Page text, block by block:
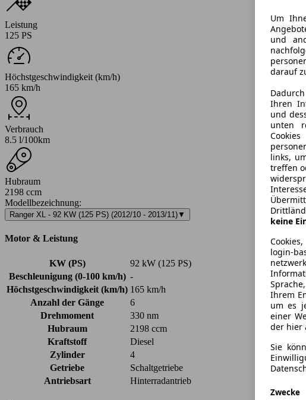
Leistung
125 PS
Höchstgeschwindigkeit (km/h)
165 km/h
Verbrauch
8.5 l/100km
Hubraum
2198 ccm
Modellbezeichnung:
Ranger XL - 92 KW (125 PS) (2012/10 - 2013/11)▼
Motor & Leistung
KW (PS)
92 kW (125 PS)
Beschleunigung (0-100 km/h) -
Höchstgeschwindigkeit (km/h) 165 km/h
Anzahl der Gänge
6
Drehmoment
330 nm
Hubraum
2198 ccm
Kraftstoff
Diesel
Zylinder
4
Getriebe
Schaltgetriebe
Antriebsart
Hinterradantrieb
Um
und
darauf
Ihren
und
unten
links,
treffen
keine
login-
Ihrem
um es
einer
der hier
Sie
Zwecke